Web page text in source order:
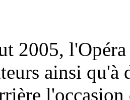
2005,
ainsi qu'à